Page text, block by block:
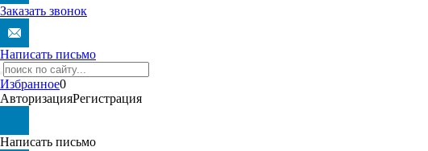
Заказать звонок
Написать письмо
Избранное0
АвторизацияРегистрация
Написать письмо